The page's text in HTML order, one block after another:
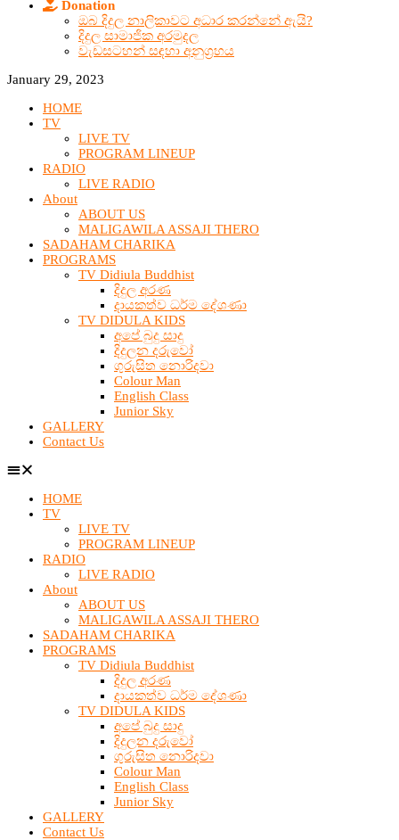
Donation
ඔබ දිදුල නාලිකාවට අධාර කරන්නේ ඇයි?
දිදුල සාමාජික අරමුදල
වැඩසටහන් සඳහා අනුග්‍රහය
January 29, 2023
HOME
TV
LIVE TV
PROGRAM LINEUP
RADIO
LIVE RADIO
About
ABOUT US
MALIGAWILA ASSAJI THERO
SADAHAM CHARIKA
PROGRAMS
TV Didiula Buddhist
දිදුල අරණ
දායකත්ව ධර්ම දේශණා
TV DIDULA KIDS
අපේ බුදු සාදු
දිදුලන දරුවෝ
ගුරුසිත නොරිදවා
Colour Man
English Class
Junior Sky
GALLERY
Contact Us
HOME
TV
LIVE TV
PROGRAM LINEUP
RADIO
LIVE RADIO
About
ABOUT US
MALIGAWILA ASSAJI THERO
SADAHAM CHARIKA
PROGRAMS
TV Didiula Buddhist
දිදුල අරණ
දායකත්ව ධර්ම දේශණා
TV DIDULA KIDS
අපේ බුදු සාදු
දිදුලන දරුවෝ
ගුරුසිත නොරිදවා
Colour Man
English Class
Junior Sky
GALLERY
Contact Us